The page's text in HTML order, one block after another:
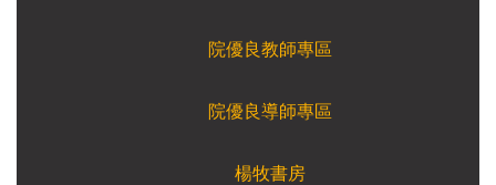
院優良教師專區
院優良導師專區
楊牧書房